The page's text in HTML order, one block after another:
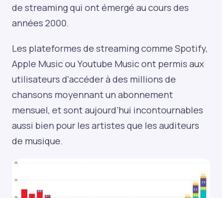
de streaming qui ont émergé au cours des
années 2000.
Les plateformes de streaming comme Spotify,
Apple Music ou Youtube Music ont permis aux
utilisateurs d'accéder à des millions de
chansons moyennant un abonnement
mensuel, et sont aujourd’hui incontournables
aussi bien pour les artistes que les auditeurs
de musique.